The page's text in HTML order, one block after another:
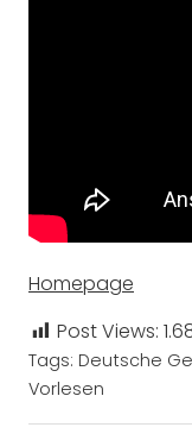
Homepage
Post Views:
Tags: Deutsche
Vorlesen